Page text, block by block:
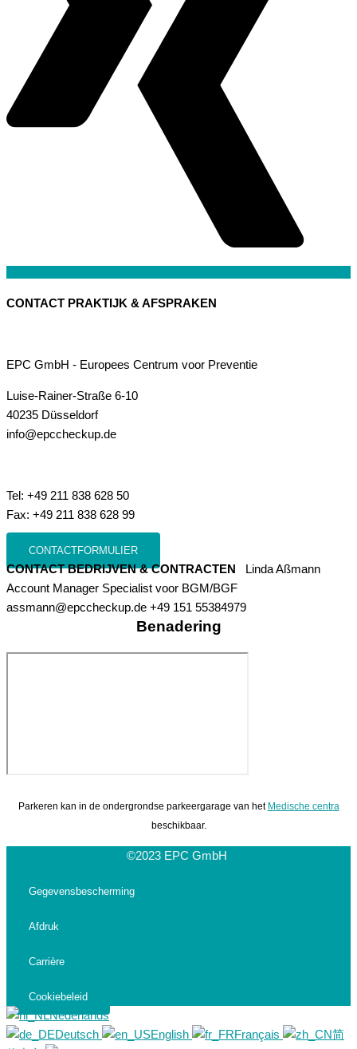
CONTACT PRAKTIJK & AFSPRAKEN
EPC GmbH - Europees Centrum voor Preventie
Luise-Rainer-Straße 6-10
40235 Düsseldorf
info@epccheckup.de
Tel: +49 211 838 628 50
Fax: +49 211 838 628 99
CONTACTFORMULIER
CONTACT BEDRIJVEN & CONTRACTEN
Linda Aßmann
Account Manager Specialist voor BGM/BGF
assmann@epccheckup.de +49 151 55384979
Benadering
Parkeren kan in de ondergrondse parkeergarage van het Medische centra
beschikbaar.
©2023 EPC GmbH
Gegevensbescherming
Afdruk
Carrière
Cookiebeleid
Nederlands
Deutsch
English Français
简